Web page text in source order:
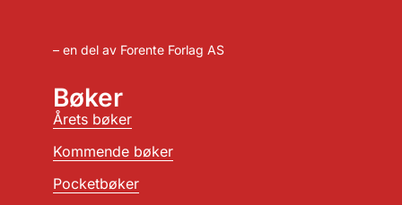
– en del av Forente Forlag AS
Bøker
Årets bøker
Kommende bøker
Pocketbøker